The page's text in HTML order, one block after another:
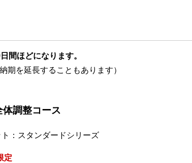
間ほどになります。
期を延長することもあります）
体調整コース
：スタンダードシリーズ
定